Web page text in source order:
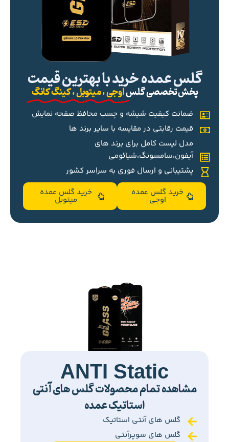
گلس عمده خرید با بهترین قیمت
پخش تخصصی گلساوجی ، میتوبل ، کینگ کانگ
ضمانت کیفیت شیشه و چسب محافظ صفحه نمایش
قیمت رقابتی در مقایسه با سایر برند ها
مدل لیست کامل برای برند های
آیفون،سامسونگ،شیائومی
پشتیبانی و ارسال فوری به سراسر کشور
خرید گلس عمده
اوجی
خرید گلس عمده
میتوبل
ANTI Static
مشاهده تمام محصولات گلس های آنتی
استاتیک عمده
گلس های آنتی استاتیک
گلس های سوپرآنتی